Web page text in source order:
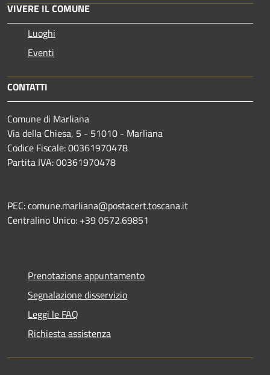
VIVERE IL COMUNE
Luoghi
Eventi
CONTATTI
Comune di Marliana
Via della Chiesa, 5 - 51010 - Marliana
Codice Fiscale: 00361970478
Partita IVA: 00361970478
PEC: comune.marliana@postacert.toscana.it
Centralino Unico: +39 0572.69851
Prenotazione appuntamento
Segnalazione disservizio
Leggi le FAQ
Richiesta assistenza